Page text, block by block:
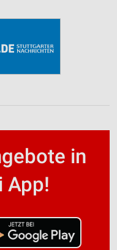
in
App!